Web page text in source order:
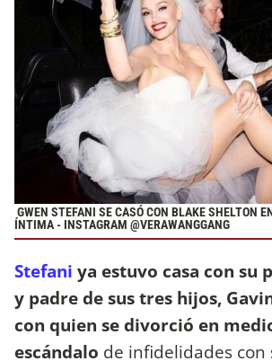
GWEN STEFANI SE CASÓ CON BLAKE SHELTON
ÍNTIMA - INSTAGRAM @VERAWANGGANG
Stefani ya estuvo casa con su
y padre de sus tres hijos,
con quien se divorció en
escándalo de infidelidades con